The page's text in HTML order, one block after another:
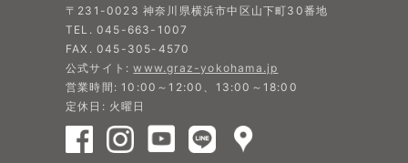
〒231-0023 神奈川県横浜市中区山下町30番地
TEL. 045-663-1007
FAX. 045-305-4570
公式サイト:www.graz-yokohama.jp
営業時間: 10:00～12:00、13:00～18:00
定休日: 火曜日